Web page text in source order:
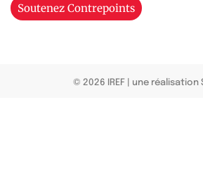
Soutenez Contrepoints
© 2026 IREF une réalisation